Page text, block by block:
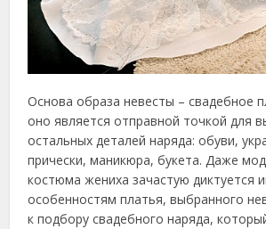
Основа образа невесты – свадебное
оно является отправной точкой для
остальных деталей наряда: обуви,
прически, маникюра, букета. Даже
костюма жениха зачастую диктуется
особенностям платья, выбранного
к подбору свадебного наряда,